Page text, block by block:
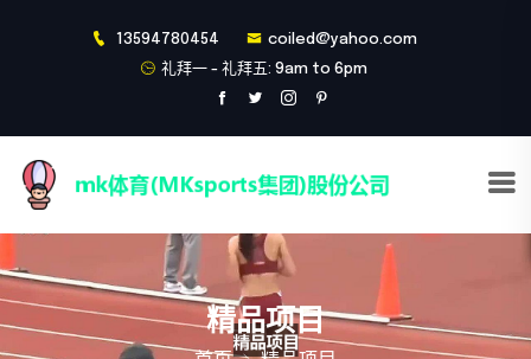
13594780454
coiled@yahoo.com
礼拜一 - 礼拜五: 9am to 6pm
精品项目